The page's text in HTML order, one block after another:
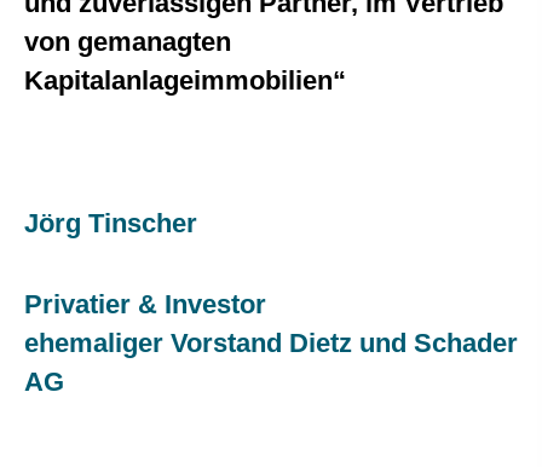
von gemanagten
Kapitalanlageimmobilien“
Jörg Tinscher
Privatier & Investor
ehemaliger Vorstand Dietz und Schader
AG